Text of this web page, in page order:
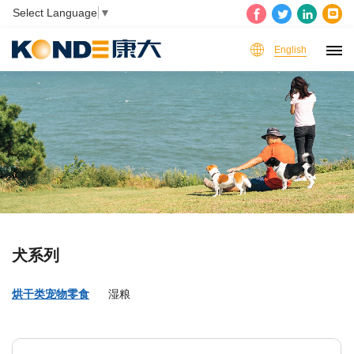
Select Language ▼
English
犬系列
烘干类宠物零食 湿粮